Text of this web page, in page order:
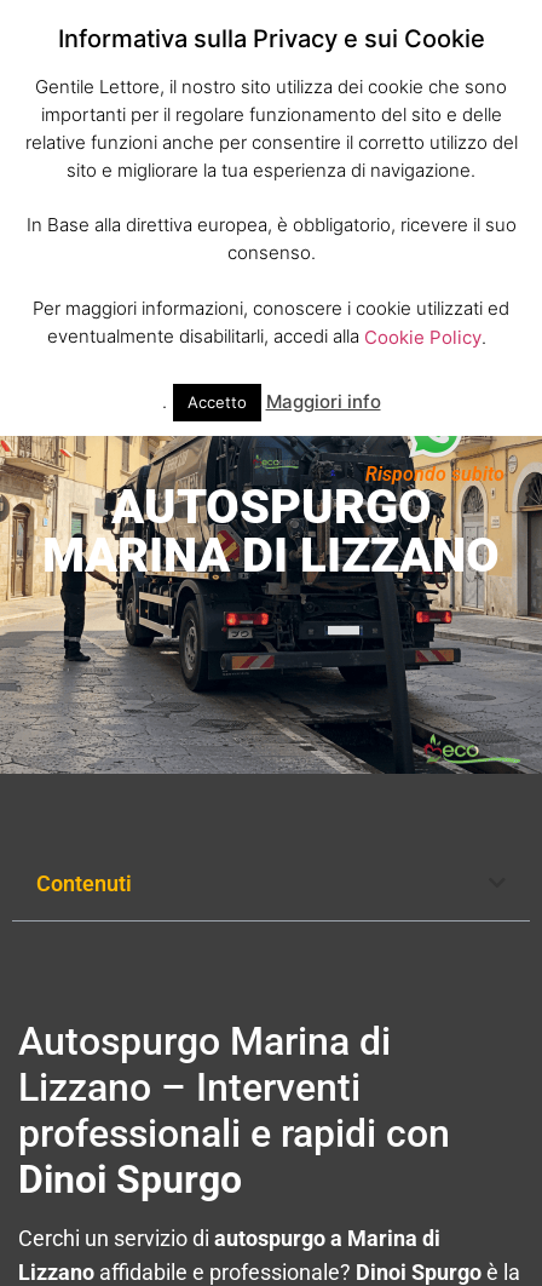
AUTOSPURGO
MARINA DI LIZZANO
Contenuti
Autospurgo Marina di
Lizzano – Interventi
professionali e rapidi con
Dinoi Spurgo
Cerchi un servizio di autospurgo a Marina di
Lizzano affidabile e professionale? Dinoi Spurgoè la
Rispondo subito
Informativa sulla Privacy e sui Cookie
Gentile Lettore, il nostro sito utilizza dei cookie che sono
importanti per il regolare funzionamento del sito e delle
relative funzioni anche per consentire il corretto utilizzo del
sito e migliorare la tua esperienza di navigazione.
In Base alla direttiva europea, è obbligatorio, ricevere il suo
consenso.
Per maggiori informazioni, conoscere i cookie utilizzati ed
eventualmente disabilitarli, accedi alla Cookie Policy.
. Accetto Maggiori info